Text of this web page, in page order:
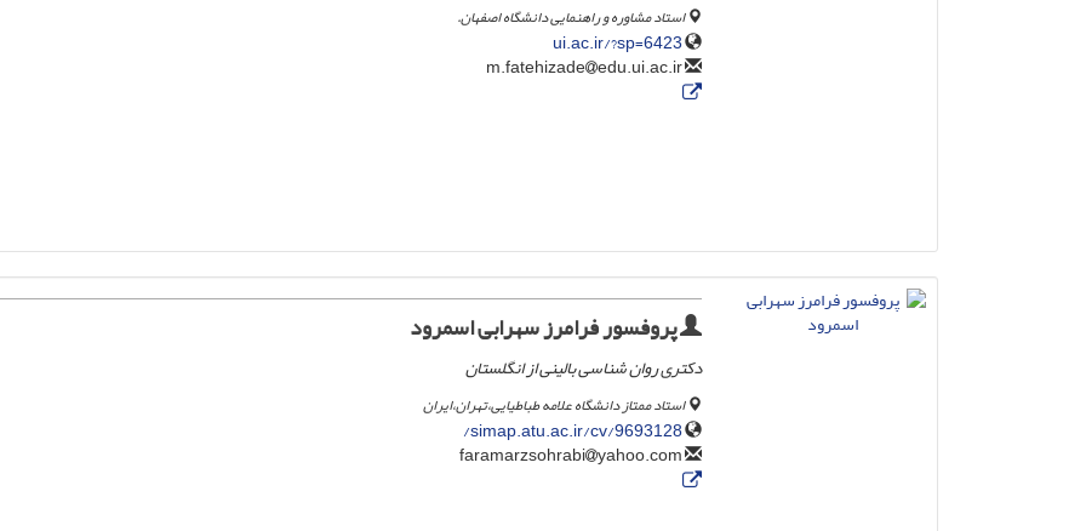
استاد مشاوره و راهنمایی دانشگاه اصفهان.
ui.ac.ir/?sp=6423
edu.ui.ac.ir
پروفسور فرامرز سهرابی اسمرود
دکتری روان شناسی بالینی از انگلستان
استاد ممتاز دانشگاه علامه طباطیایی،تهران،ایران
simap.atu.ac.ir/cv/9693128/
yahoo.com